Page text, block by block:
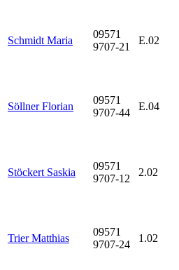
Schmidt Maria
09571
9707-21
E.02
Söllner Florian
09571
9707-44
E.04
Stöckert Saskia
09571
9707-12
2.02
Trier Matthias
09571
9707-24
1.02